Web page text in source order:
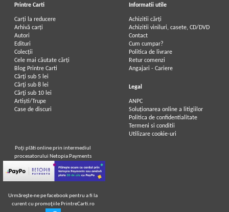
Printre Carti
Carți la reducere
Arhivă carți
Autori
Edituri
Colecții
Cele mai căutate cărți
Blog Printre Carti
Cărţi sub 5 lei
Cărţi sub 8 lei
Cărţi sub 10 lei
Artiști/Trupe
Case de discuri
Informatii utile
Achizitii cărți
Achizitii viniluri, casete, CD/DVD
Contact
Cum cumpar?
Politica de livrare
Retur comenzi
Angajari - Cariere
Legal
ANPC
Soluționarea online a litigiilor
Politica de confidentialitate
Termeni si conditii
Utilizare cookie-uri
Poţi plăti online prin intermediul
procesatorului Netopia Payments
Urmăreşte-ne pe facebook pentru a fi la
curent cu promoţiile PrintreCarti.ro